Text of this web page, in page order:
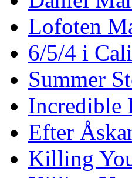
Lofoten
6/5/4 i Cali
Summer
Incredible
Efter
Killing